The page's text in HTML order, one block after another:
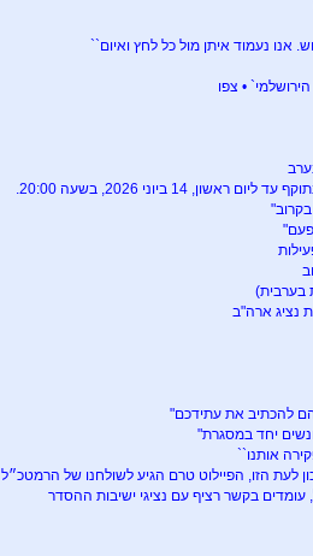
אנו נעמוד איתן מול כל לחץ ואיום``
• צפו
ביוני 2026, בשעה 20:00.
פעם"
בערבית)
להכתיב את עתידכם"
יחד במסגרת"
לעת הזו, הפיילוט טרם הגיע לשולחנו של הרמטכ״ל
עומדים בקשר רציף עם נציגי ישיבות ההסדר